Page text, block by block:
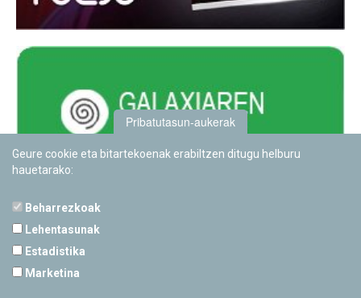
Pribatutasun-aukerak
Geure cookie eta bitartekoenak erabiltzen ditugu helburu
hauetarako:
Beharrezkoak
Lehentasunak
Estadistika
Marketina